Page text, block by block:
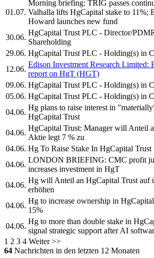
01.07.
Morning briefing: TRIG passes
Valhalla lifts HgCapital stake to 11%;
Howard launches new fund
30.06.
HgCapital Trust PLC - Director/
Shareholding
29.06. HgCapital Trust PLC - Holding(s) in
12.06.
Edison Investment Research Limited:
report on HgT (HGT)
09.06. HgCapital Trust PLC - Holding(s) in
05.06. HgCapital Trust PLC - Holding(s) in
04.06.
Hg plans to raise interest in
HgCapital Trust
04.06.
HgCapital Trust: Manager will Anteil
Aktie legt 7 % zu
04.06. Hg To Raise Stake In HgCapital Trust
04.06.
LONDON BRIEFING: CMC profit
increases investment in HgT
04.06.
Hg will Anteil an HgCapital Trust auf
erhöhen
04.06.
Hg to increase ownership in
15%
04.06.
Hg to more than double stake in
signal strategic support after AI
1 2 3 4 Weiter >>
64 Nachrichten in den letzten 12 Monaten